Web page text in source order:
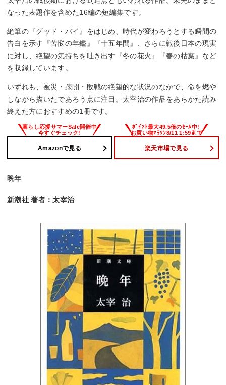
なった表題作を含めた16編の短編集です。
絶筆の『グッド・バイ』をはじめ、時代が変わろうとする瞬間の
告白を示す『苦悩の年鑑』『十五年間』、さらに戦後日本の現実
に対し、絶望の気持ちを吐き出す『冬の花火』『春の枯葉』など
を収録しています。
いずれも、被災・疎開・敗戦の絶望的な状況のなかで、命を燃や
しながら描いたであろう点に注目。太宰治の作品をあらかた読み
終えた方におすすめの1冊です。
Amazonで見る 楽天市場で見る
晩年
新潮社 著者：太宰治